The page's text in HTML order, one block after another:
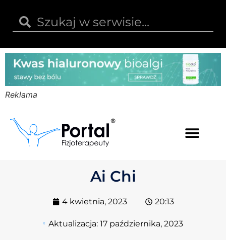
Reklama
Ai Chi
4 kwietnia, 2023 20:13
Aktualizacja: 17 października, 2023